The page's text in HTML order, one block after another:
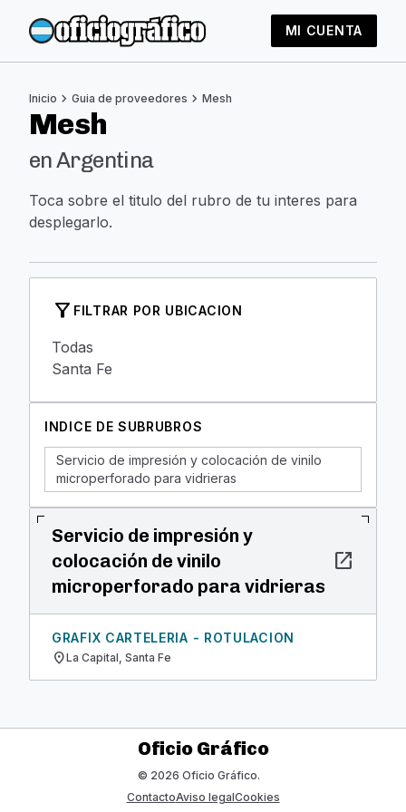
MI CUENTA
Inicio chevron_right Guia de proveedores chevron_right Mesh
Mesh
en Argentina
Toca sobre el titulo del rubro de tu interes para
desplegarlo.
filter_alt FILTRAR POR UBICACION
Todas
Santa Fe
INDICE DE SUBRUBROS
Servicio de impresión y colocación de vinilo
microperforado para vidrieras
Servicio de impresión y
colocación de vinilo
microperforado para vidrieras
open_in_new
GRAFIX CARTELERIA - ROTULACION
location_onLa Capital, Santa Fe
Oficio Gráfico
© 2026 Oficio Gráfico.
ContactoAviso legalCookies